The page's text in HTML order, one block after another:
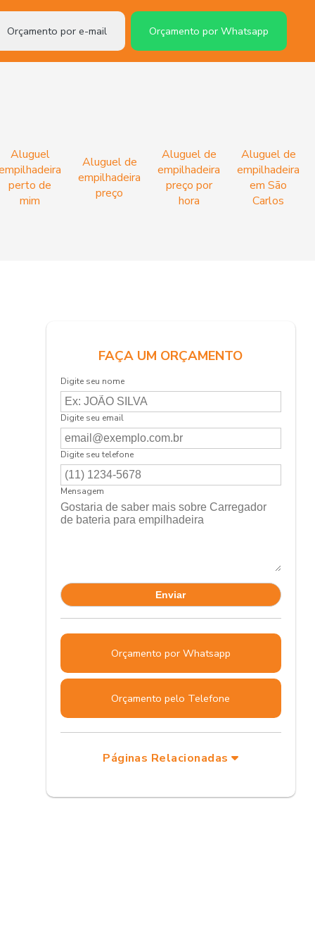
Orçamento por e-mail Orçamento por Whatsapp
Aluguel
perto de
mim
Aluguel de
empilhadeira
preço
Aluguel de
empilhadeira
preço por
hora
Aluguel de
empilhadeira
em São
Carlos
FAÇA UM ORÇAMENTO
Digite seu nome
Digite seu email
Digite seu telefone
Mensagem
Orçamento por Whatsapp
Orçamento pelo Telefone
Páginas Relacionadas